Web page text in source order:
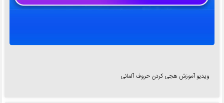
ویدیو آموزش هجی کردن حروف آلمانی